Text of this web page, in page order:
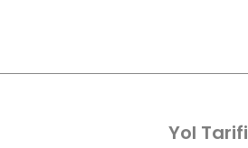
Yol Tarifi